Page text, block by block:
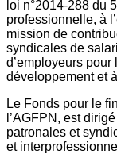
loi n°2014-288 du
professionnelle, à
mission de
syndicales de
d’employeurs
développement et
Le Fonds pour le
l’AGFPN, est
patronales et
et